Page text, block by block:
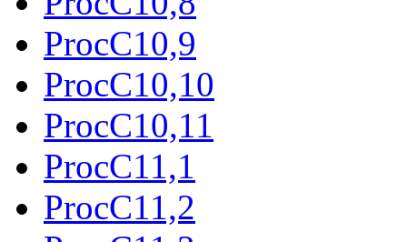
ProcC10,9
ProcC10,10
ProcC10,11
ProcC11,1
ProcC11,2